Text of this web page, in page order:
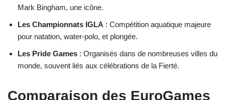
Mark Bingham, une icône.
Les Championnats IGLA : Compétition aquatique majeure
pour natation, water-polo, et plongée.
Les Pride Games : Organisés dans de nombreuses villes du
monde, souvent liés aux célébrations de la Fierté.
Comparaison des EuroGames